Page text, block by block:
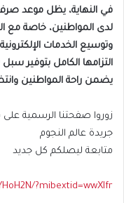
لدى المواطنين، خاصة مع
وتوسيع الخدمات
التزامها الكامل بتوفير
يضمن راحة المواطنين
زوروا صفحتنا الرسمية
جريدة عالم النجوم
متابعة ليصلكم كل جديد
?mibextid=wwXIfr